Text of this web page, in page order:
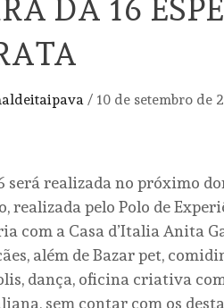
DA 16
/ 10 de setembro de
será realizada no próximo
realizada pelo Polo de
com a Casa d’Italia Anita
além de Bazar pet,
dança, oficina criativa
sem contar com os